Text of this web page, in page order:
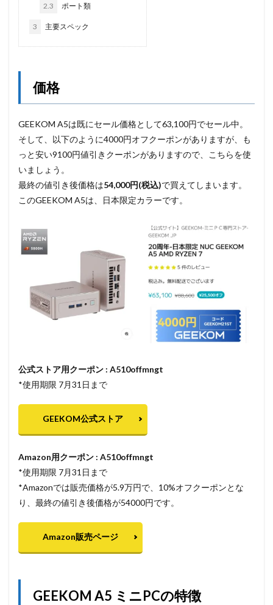
2.3 ポート類
3 主要スペック
価格
GEEKOM A5は既にセール価格として63,100円でセール中。
そして、以下のように4000円オフクーポンがありますが、も
っと安い9100円値引きクーポンがありますので、こちらを使
いましょう。
最終の値引き後価格は54,000円(税込)で買えてしまいます。
このGEEKOM A5は、日本限定カラーです。
公式ストア用クーポン : A510offmngt
*使用期限 7月31日まで
GEEKOM公式ストア
Amazon用クーポン : A510offmngt
*使用期限 7月31日まで
*Amazonでは販売価格が5.9万円で、10%オフクーポンとな
り、最終の値引き後価格が54000円です。
Amazon販売ページ
GEEKOM A5 ミニPCの特徴